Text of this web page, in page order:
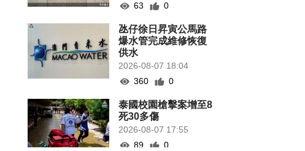
63
0
氹仔徐日昇寅公馬路
爆水管完成維修恢復
供水
2026-08-07 18:04
360
0
泰國校園槍擊案增至8
死30多傷
2026-08-07 17:55
89
0